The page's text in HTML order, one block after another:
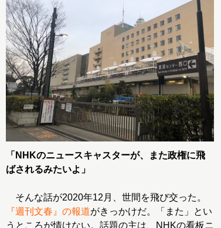
「NHKのニュースキャスターが、また政権に飛
ばされるみたいよ」
そんな話が2020年12月、世間を飛び交った。
『週刊文春』の報道がきっかけだ。「また」とい
うところが情けない。話題の主は、NHKの看板ニ